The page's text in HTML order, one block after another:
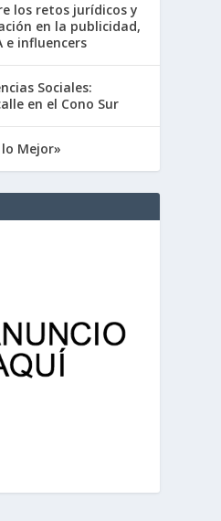
los retos jurídicos y
en la publicidad,
e influencers
Sociales:
en el Cono Sur
Mejor»